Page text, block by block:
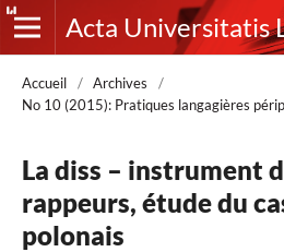
Accueil / Archives
/
No 10 (2015): Pratiques langagières
La diss – instrument
rappeurs, étude du
polonais